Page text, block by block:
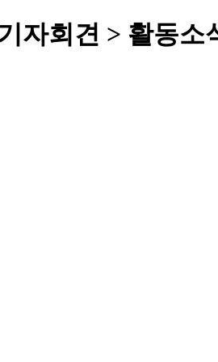
자회견 > 활동소